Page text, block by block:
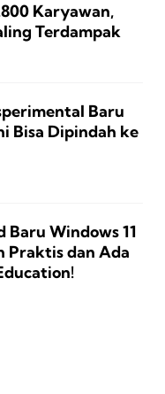
Karyawan,
Terdampak
Baru
Bisa Dipindah ke
Baru Windows 11
Praktis dan Ada